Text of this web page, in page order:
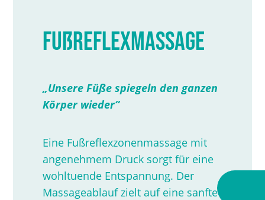
Fußreflexmassage
„Unsere Füße spiegeln den ganzen
Körper wieder“
Eine Fußreflexzonenmassage mit
angenehmem Druck sorgt für eine
wohltuende Entspannung. Der
Massageablauf zielt auf eine sanfte